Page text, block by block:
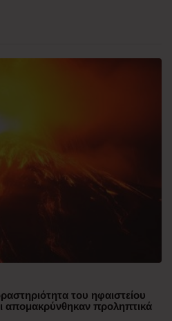
του ηφαιστείου
προληπτικά